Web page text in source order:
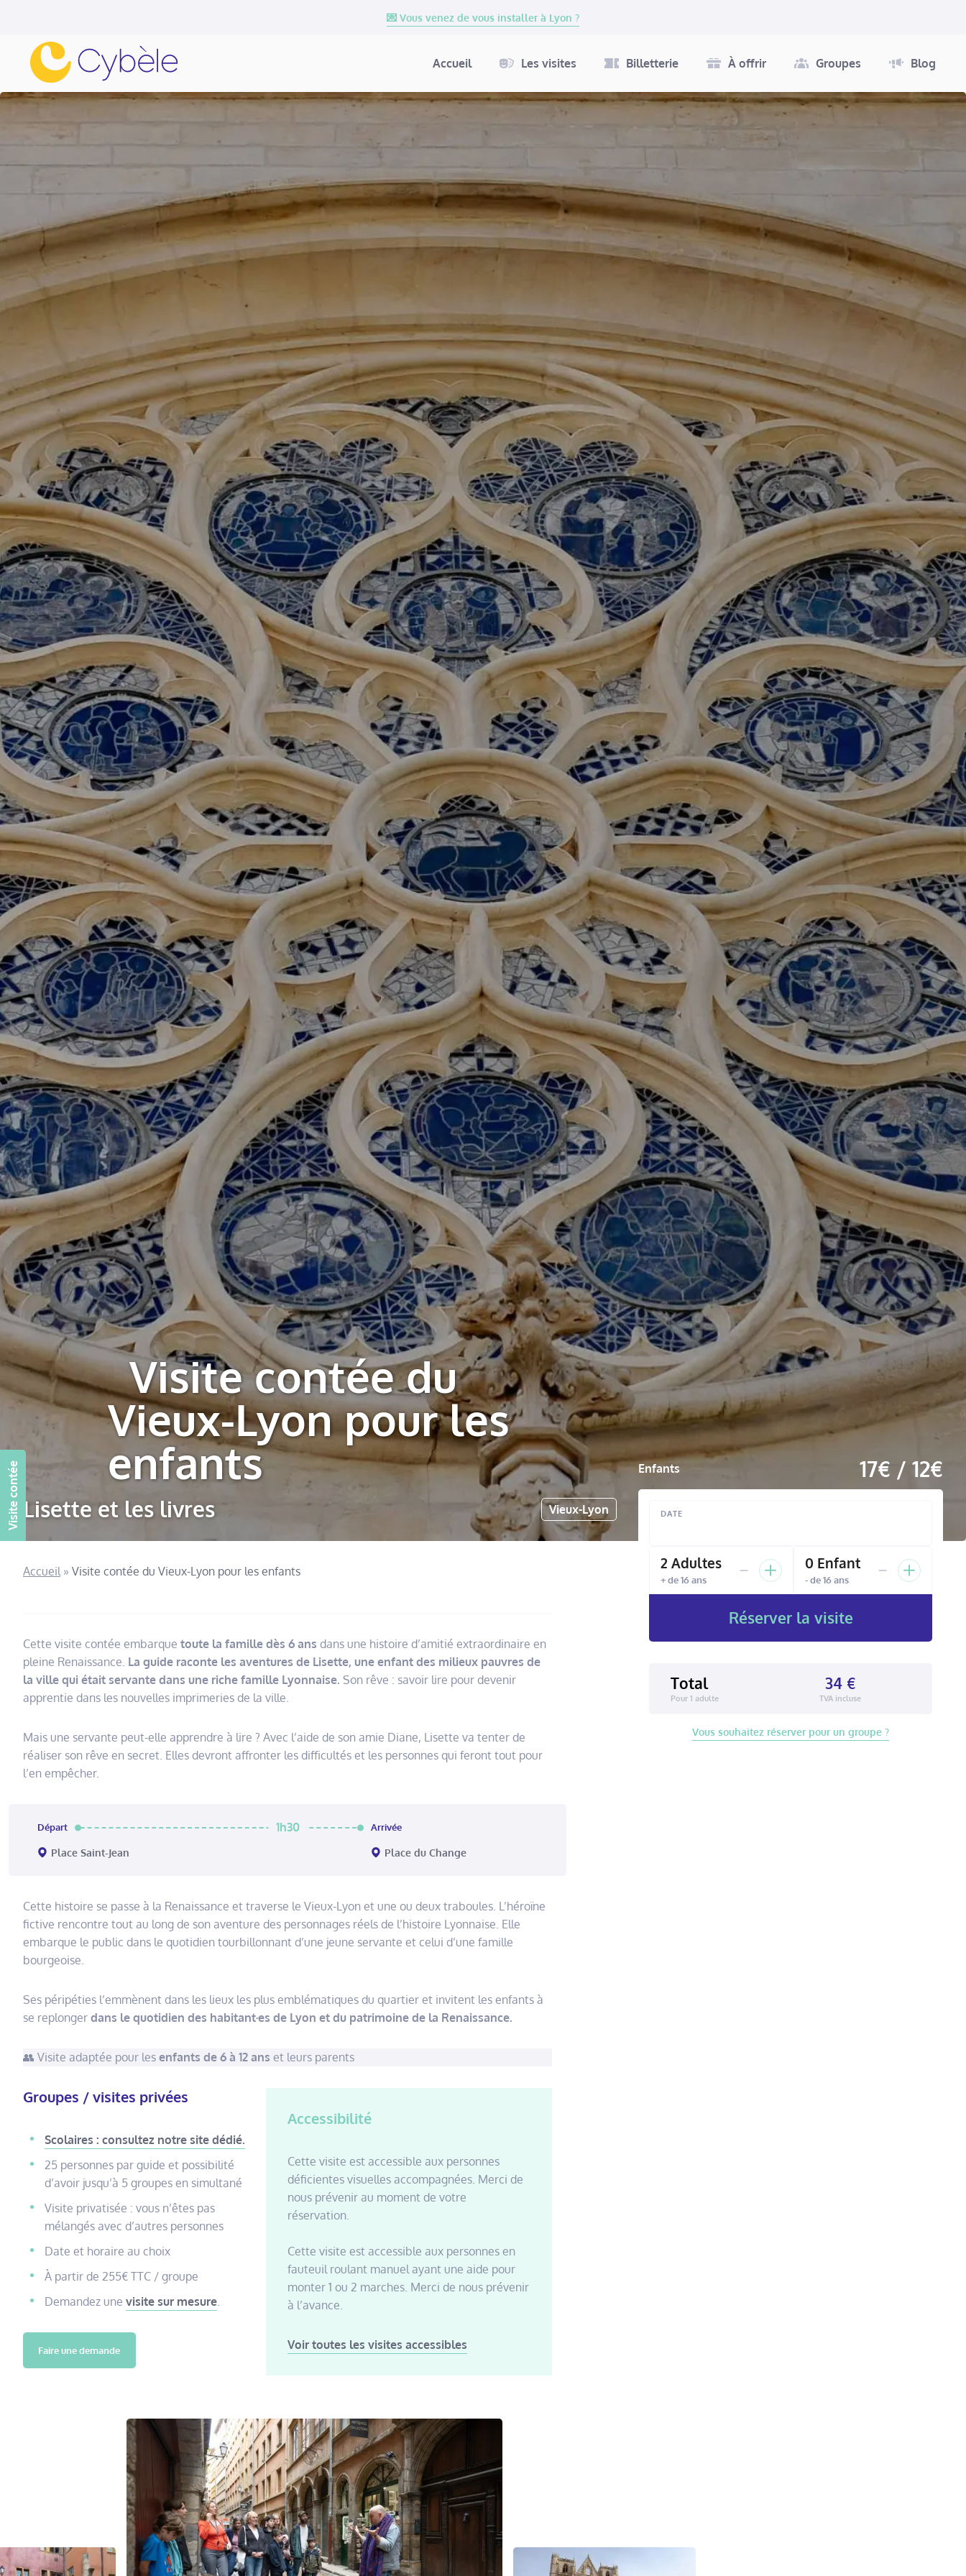
💌 Vous venez de vous installer à Lyon ?
Accueil Les visites Billetterie À offrir Groupes Blog
Visite contée du
Vieux-Lyon pour les
enfants
Lisette et les livres
Visite contée Vieux-Lyon
Accueil» Visite contée du Vieux-Lyon pour les enfants
Cette visite contée embarque toute la famille dès 6 ans dans une histoire d’amitié extraordinaire en
pleine Renaissance. La guide raconte les aventures de Lisette, une enfant des milieux pauvres de
la ville qui était servante dans une riche famille Lyonnaise. Son rêve : savoir lire pour devenir
apprentie dans les nouvelles imprimeries de la ville.
Mais une servante peut-elle apprendre à lire ? Avec l’aide de son amie Diane, Lisette va tenter de
réaliser son rêve en secret. Elles devront affronter les difficultés et les personnes qui feront tout pour
l’en empêcher.
1h30
Départ
Place Saint-Jean
Arrivée
Place du Change
Cette histoire se passe à la Renaissance et traverse le Vieux-Lyon et une ou deux traboules. L’héroïne
fictive rencontre tout au long de son aventure des personnages réels de l’histoire Lyonnaise. Elle
embarque le public dans le quotidien tourbillonnant d’une jeune servante et celui d’une famille
bourgeoise.
Ses péripéties l’emmènent dans les lieux les plus emblématiques du quartier et invitent les enfants à
se replonger dans le quotidien des habitant·es de Lyon et du patrimoine de la Renaissance.
👥 Visite adaptée pour les enfants de 6 à 12 ans et leurs parents
Groupes / visites privées
Scolaires : consultez notre site dédié.
25 personnes par guide et possibilité
d’avoir jusqu’à 5 groupes en simultané
Visite privatisée : vous n’êtes pas
mélangés avec d’autres personnes
Date et horaire au choix
À partir de 255€ TTC / groupe
Demandez une visite sur mesure.
Faire une demande
Accessibilité
Cette visite est accessible aux personnes
déficientes visuelles accompagnées. Merci de
nous prévenir au moment de votre
réservation.
Cette visite est accessible aux personnes en
fauteuil roulant manuel ayant une aide pour
monter 1 ou 2 marches. Merci de nous prévenir
à l’avance.
Voir toutes les visites accessibles
Enfants 17€ / 12€
DATE
2 Adultes
+ de 16 ans
0 Enfant
- de 16 ans
Réserver la visite
Total
Pour 1 adulte
34€
TVA incluse
Vous souhaitez réserver pour un groupe ?